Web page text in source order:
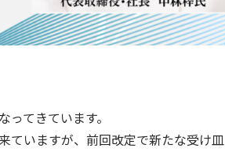
てきています。
ていますが、前回改定で新たな受け皿